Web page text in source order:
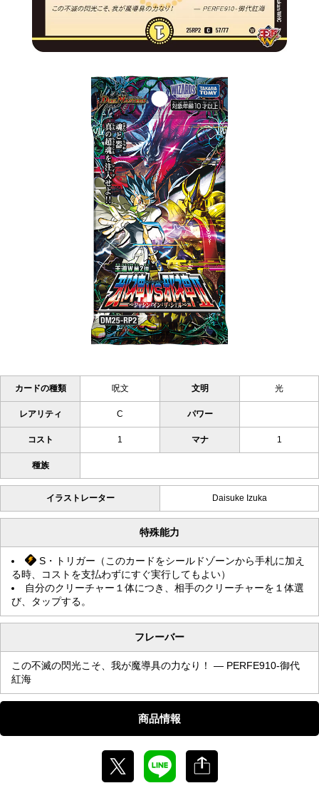
カードの種類 呪文 文明 光
レアリティ C パワー
コスト 1 マナ 1
種族
イラストレーター Daisuke Izuka
特殊能力
S・トリガー（このカードをシールドゾーンから手札に加え
る時、コストを支払わずにすぐ実行してもよい）
自分のクリーチャー１体につき、相手のクリーチャーを１体選
び、タップする。
フレーバー
この不滅の閃光こそ、我が魔導具の力なり！ — PERFE910-御代
紅海
商品情報